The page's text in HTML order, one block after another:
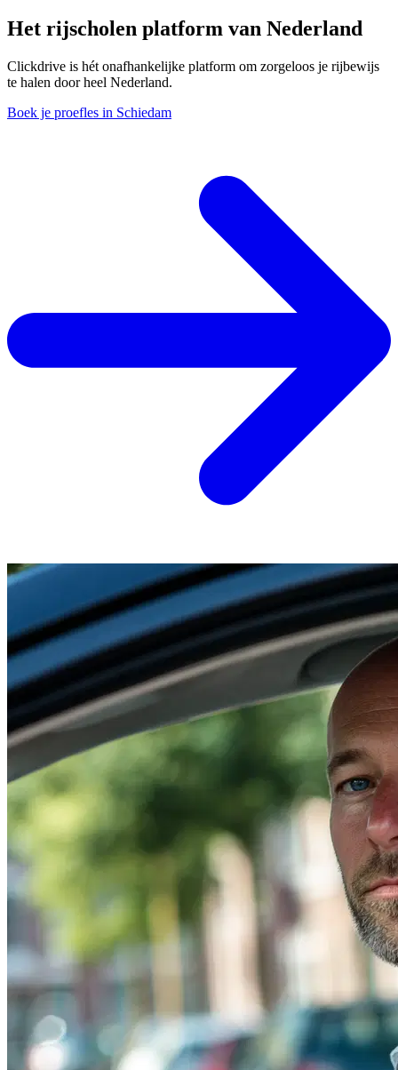
Het rijscholen platform van Nederland
Clickdrive is hét onafhankelijke platform om zorgeloos je rijbewijs
te halen door heel Nederland.
Boek je proefles in Schiedam